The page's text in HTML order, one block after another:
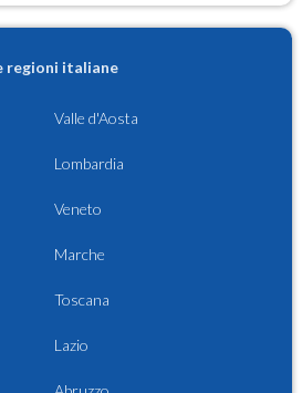
regioni italiane
Valle d'Aosta
Lombardia
Veneto
Marche
Toscana
Lazio